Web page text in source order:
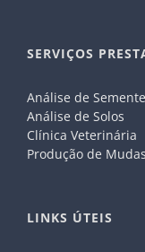
SERVIÇOS
Análise de
Análise de Solos
Clínica Veterinária
Produção de Mudas
LINKS ÚTEIS